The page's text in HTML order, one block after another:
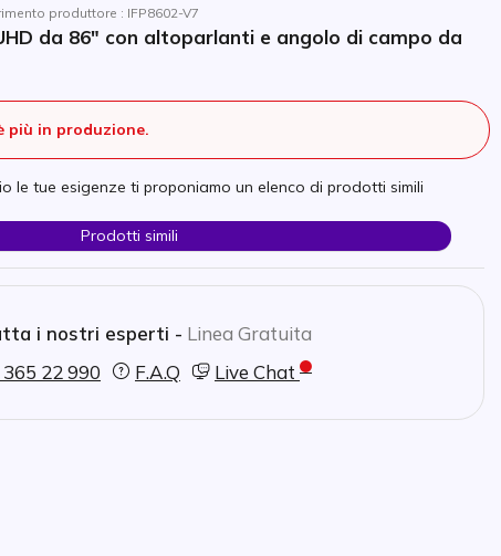
produttore : IFP8602-V7
da 86" con altoparlanti e angolo di campo da
più in produzione.
le tue esigenze ti proponiamo un elenco di prodotti simili
Prodotti simili
i nostri esperti - Linea Gratuita
22 990
F.A.Q Live Chat